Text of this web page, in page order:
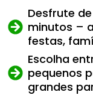
Desfrute
minutos –
festas,
Escolha
pequenos
grandes